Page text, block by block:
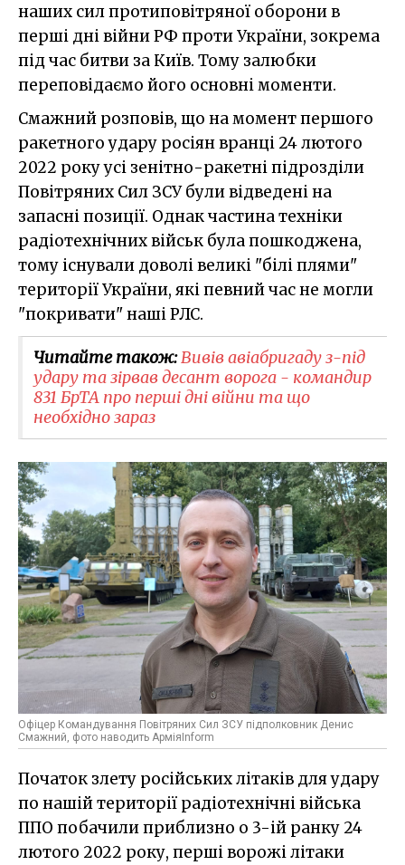
наших сил протиповітряної оборони в
перші дні війни РФ проти України, зокрема
під час битви за Київ. Тому залюбки
переповідаємо його основні моменти.
Смажний розповів, що на момент першого
ракетного удару росіян вранці 24 лютого
2022 року усі зенітно-ракетні підрозділи
Повітряних Сил ЗСУ були відведені на
запасні позиції. Однак частина техніки
радіотехнічних військ була пошкоджена,
тому існували доволі великі "білі плями"
території України, які певний час не могли
"покривати" наші РЛС.
Читайте також:Вивів авіабригаду з-під
удару та зірвав десант ворога - командир
831 БрТА про перші дні війни та що
необхідно зараз
Офіцер Командування Повітряних Сил ЗСУ підполковник Денис
Смажний, фото наводить АрміяInform
Початок злету російських літаків для удару
по нашій території радіотехнічні війська
ППО побачили приблизно о 3-ій ранку 24
лютого 2022 року, перші ворожі літаки